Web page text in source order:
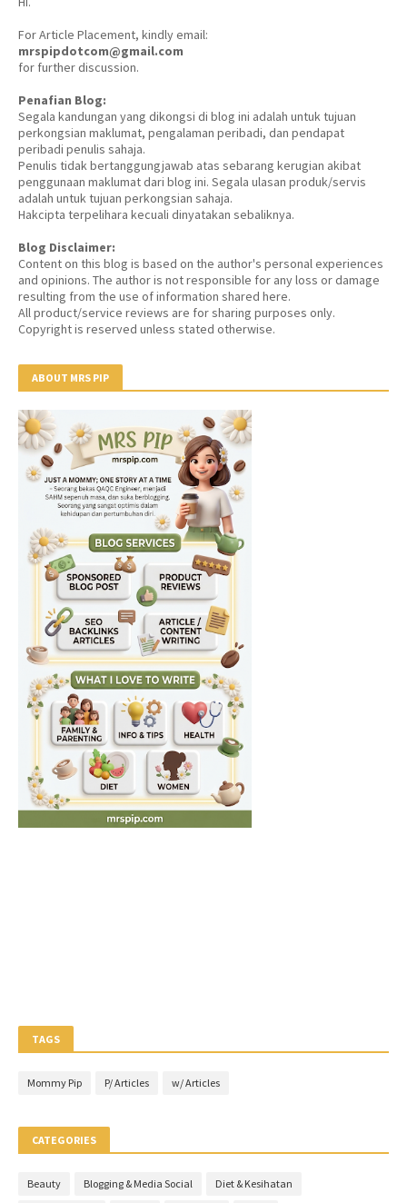
For Article Placement, kindly email:
mrspipdotcom@gmail.com
for further discussion.
Penafian Blog:
Segala kandungan yang dikongsi di blog ini adalah untuk tujuan
perkongsian maklumat, pengalaman peribadi, dan pendapat
peribadi penulis sahaja.
Penulis tidak bertanggungjawab atas sebarang kerugian akibat
penggunaan maklumat dari blog ini. Segala ulasan produk/servis
adalah untuk tujuan perkongsian sahaja.
Hakcipta terpelihara kecuali dinyatakan sebaliknya.
Blog Disclaimer:
Content on this blog is based on the author's personal experiences
and opinions. The author is not responsible for any loss or damage
resulting from the use of information shared here.
All product/service reviews are for sharing purposes only.
Copyright is reserved unless stated otherwise.
ABOUT MRS PIP
TAGS
Mommy Pip P/ Articles w/ Articles
CATEGORIES
Beauty Blogging & Media Social Diet & Kesihatan